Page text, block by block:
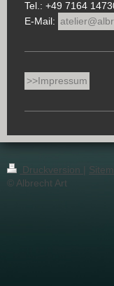
Tel.: +49 7164
E-Mail:
>>Impressum
Druckversion
© Albrecht Art